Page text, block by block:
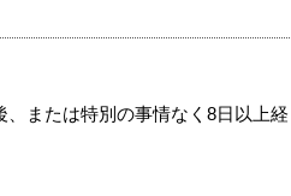
または特別の事情なく8日以上経